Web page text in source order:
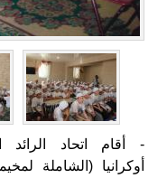
- أقام اتحاد الرائد
أوكرانيا (الشاملة